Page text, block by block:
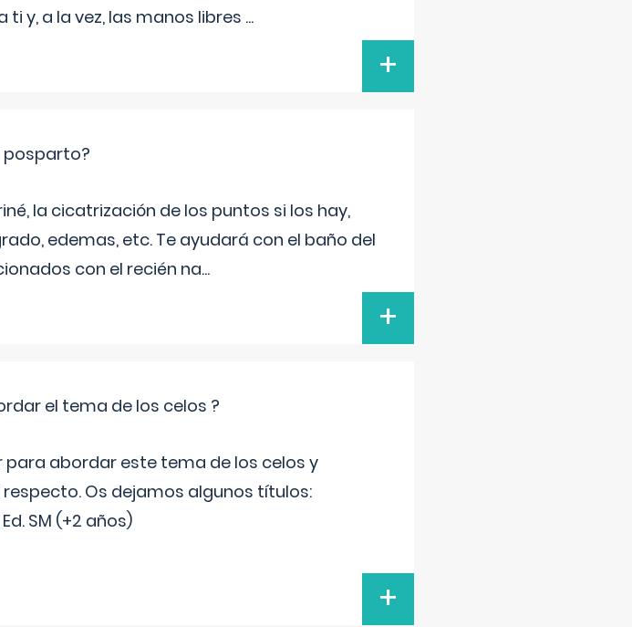
y, a la vez, las manos libres ...
+
posparto?
la cicatrización de los puntos si los hay,
edemas, etc. Te ayudará con el baño del
con el recién na...
+
el tema de los celos ?
para abordar este tema de los celos y
Os dejamos algunos títulos:
SM (+2 años)
+